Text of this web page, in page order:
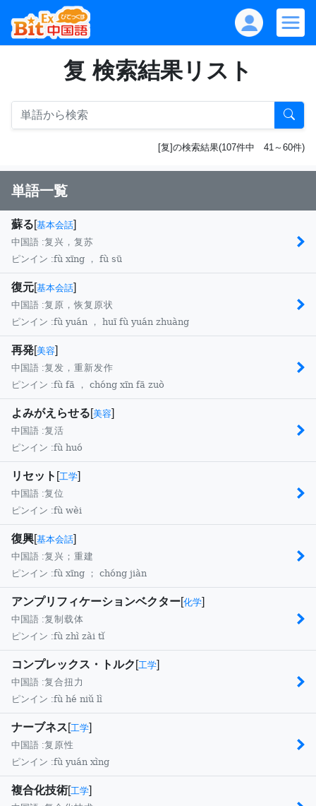
复 検索結果リスト
[复]の検索結果(107件中 41～60件)
単語一覧
蘇る[基本会話]
中国語 :复兴，复苏
ピンイン :fù xīng ， fù sū
復元[基本会話]
中国語 :复原，恢复原状
ピンイン :fù yuán ， huī fù yuán zhuàng
再発[美容]
中国語 :复发，重新发作
ピンイン :fù fā ， chóng xīn fā zuò
よみがえらせる[美容]
中国語 :复活
ピンイン :fù huó
リセット [工学]
中国語 :复位
ピンイン :fù wèi
復興[基本会話]
中国語 :复兴；重建
ピンイン :fù xīng ； chóng jiàn
アンプリフィケーションベクター[化学]
中国語 :复制载体
ピンイン :fù zhì zài tǐ
コンプレックス・トルク [工学]
中国語 :复合扭力
ピンイン :fù hé niǔ lì
ナーブネス[工学]
中国語 :复原性
ピンイン :fù yuán xìng
複合化技術[工学]